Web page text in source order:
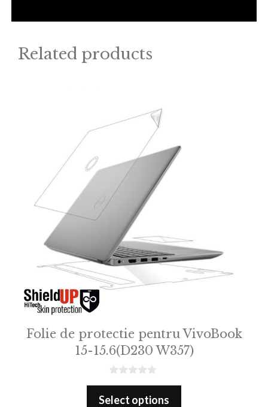
Related products
Folie de protectie pentru VivoBook
15-15.6(D230 W357)
0
u
Select options